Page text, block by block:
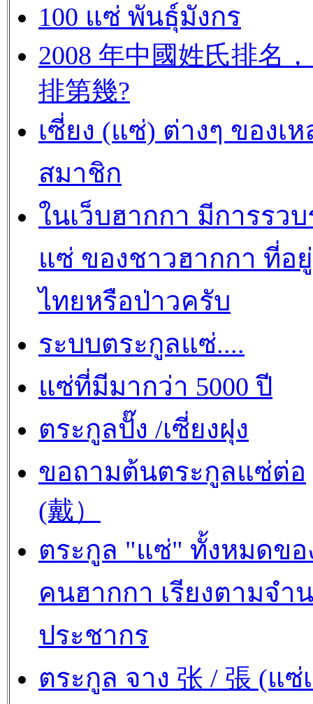
100 แซ่ พันธุ์มังกร
2008 年中國姓氏排名
排第幾?
เซี่ยง (แซ่) ต่างๆ ของเห
สมาชิก
ในเว็บฮากกา มีการรว
แซ่ ของชาวฮากกา ที่อ
ไทยหรือป่าวครับ
ระบบตระกูลแซ่....
แซ่ที่มีมากว่า 5000 ปี
ตระกูลปั๊ง /เซี่ยงฝุง
ขอถามต้นตระกูลแซ่ต่อ
(戴）
ตระกูล "แซ่" ทั้งหมดขอ
คนฮากกา เรียงตามจำ
ประชากร
ตระกูล จาง 张 / 張 (แซ่